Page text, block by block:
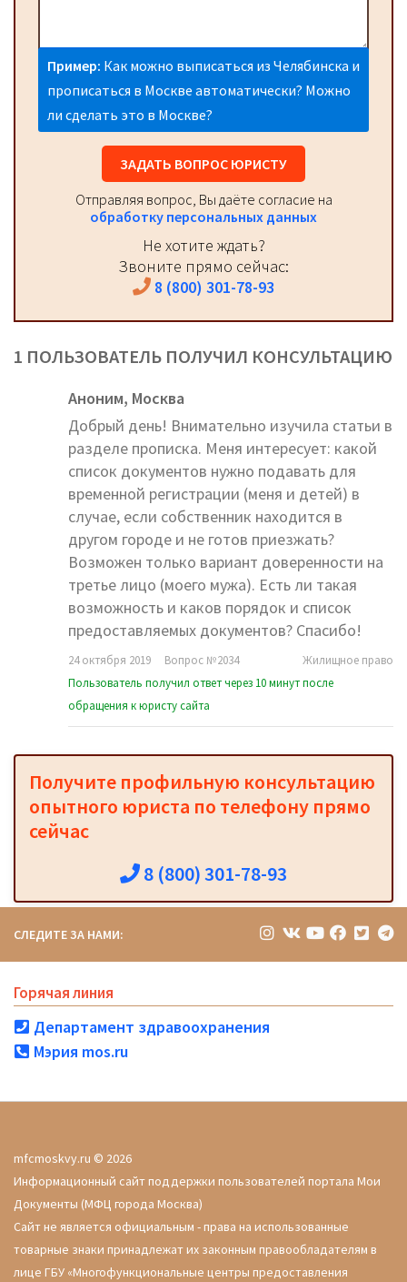
Пример: Как можно выписаться из Челябинска и
прописаться в Москве автоматически? Можно
ли сделать это в Москве?
ЗАДАТЬ ВОПРОС ЮРИСТУ
Отправляя вопрос, Вы даёте согласие на
обработку персональных данных
Не хотите ждать?
Звоните прямо сейчас:
8 (800) 301-78-93
1 ПОЛЬЗОВАТЕЛЬ ПОЛУЧИЛ КОНСУЛЬТАЦИЮ
Аноним, Москва
Добрый день! Внимательно изучила статьи в
разделе прописка. Меня интересует: какой
список документов нужно подавать для
временной регистрации (меня и детей) в
случае, если собственник находится в
другом городе и не готов приезжать?
Возможен только вариант доверенности на
третье лицо (моего мужа). Есть ли такая
возможность и каков порядок и список
предоставляемых документов? Спасибо!
24 октября 2019 Вопрос №2034
Жилищное право
Пользователь получил ответ через 10 минут после
обращения к юристу сайта
Получите профильную консультацию
опытного юриста по телефону прямо
сейчас
8 (800) 301-78-93
СЛЕДИТЕ ЗА НАМИ:
Горячая линия
Департамент здравоохранения
Мэрия mos.ru
mfcmoskvy.ru © 2026
Информационный сайт поддержки пользователей портала Мои
Документы (МФЦ города Москва)
Сайт не является официальным - права на использованные
товарные знаки принадлежат их законным правообладателям в
лице ГБУ «Многофункциональные центры предоставления